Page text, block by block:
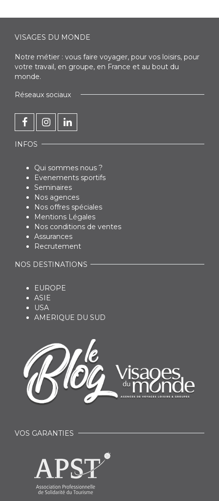
VISAGES DU MONDE
Notre métier : vous faire voyager, pour vos loisirs, pour
votre travail, en groupe, en France et au bout du
monde.
Réseaux sociaux
INFOS
Qui sommes nous ?
Evenements sportifs
Seminaires
Nos agences
Nos offres spéciales
Mentions Légales
Nos conditions de ventes
Assurances
Recrutement
NOS DESTINATIONS
EUROPE
ASIE
USA
AMERIQUE DU SUD
VOS GARANTIES